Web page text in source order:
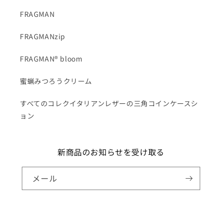
FRAGMAN
FRAGMANzip
FRAGMAN® bloom
蜜蝋みつろうクリーム
すべてのコレクイタリアンレザーの三角コインケースシ
ョン
新商品のお知らせを受け取る
メール